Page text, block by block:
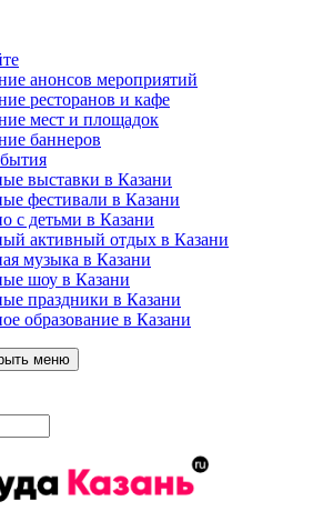
анонсов мероприятий
ресторанов и кафе
мест и площадок
баннеров
выставки в Казани
фестивали в Казани
с детьми в Казани
активный отдых в Казани
музыка в Казани
шоу в Казани
праздники в Казани
образование в Казани
меню